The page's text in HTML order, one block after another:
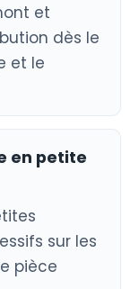
et
dès le
et le
en petite
sur les
pièce